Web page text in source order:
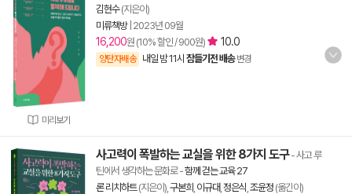
미리보기
김현수(지은이)
미류책방| 2023년 09월
16,200원 (10% 할인 / 900원) 10.0
양탄자배송 내일 밤 11시 잠들기전 배송 변경
사고력이 폭발하는 교실을 위한 8가지 도구- 사고 루
틴에서 생각하는 문화로-함께 걷는 교육 27
론 리치하트(지은이), 구본희 이규대 정은식 조윤정 (옮긴이)